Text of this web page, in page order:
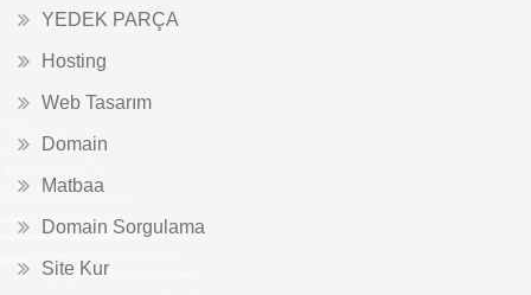
YEDEK PARÇA
Hosting
Web Tasarım
Domain
Matbaa
Domain Sorgulama
Site Kur